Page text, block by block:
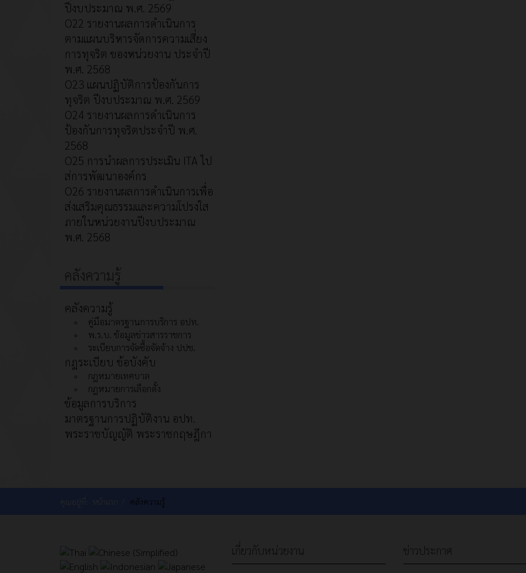
ปีงบประมาณ พ.ศ. 2569
O22 รายงานผลการดำเนินการ
ตามแผนบริหารจัดการความเสี่ยง
การทุจริต ของหน่วยงาน ประจำปี
พ.ศ. 2568
O23 แผนปฏิบัติการป้องกันการ
ทุจริต ปีงบประมาณ พ.ศ. 2569
O24 รายงานผลการดำเนินการ
ป้องกันการทุจริตประจำปี พ.ศ.
2568
O25 การนำผลการประเมิน ITA ไป
ส่การพัฒนาองค์กร
O26 รายงานผลการดำเนินการเพื่อ
ส่งเสริมคุณธรรมและความโปรงใส
ภายในหน่วยงานปีงบประมาณ
พ.ศ. 2568
คลังความรู้
คลังความรู้
คู่มือมาตรฐานการบริการ อปท.
พ.ร.บ. ข้อมูลข่าวสารราชการ
ระเบียบการจัดซื้อจัดจ้าง ปปช.
กฎระเบียบ ข้อบังคับ
กฎหมายเทศบาล
กฎหมายการเลือกตั้ง
ข้อมูลการบริการ
มาตรฐานการปฏิบัติงาน อปท.
พระราชบัญญัติ พระราชกฤษฎีกา
คลังความรู้
เกี่ยวกับหน่วยงาน ข่าวประกาศ